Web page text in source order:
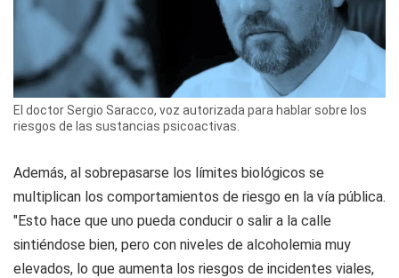
El doctor Sergio Saracco, voz autorizada para hablar sobre los
riesgos de las sustancias psicoactivas.
Además, al sobrepasarse los límites biológicos se
multiplican los comportamientos de riesgo en la vía pública.
"Esto hace que uno pueda conducir o salir a la calle
sintiéndose bien, pero con niveles de alcoholemia muy
elevados, lo que aumenta los riesgos de incidentes viales,